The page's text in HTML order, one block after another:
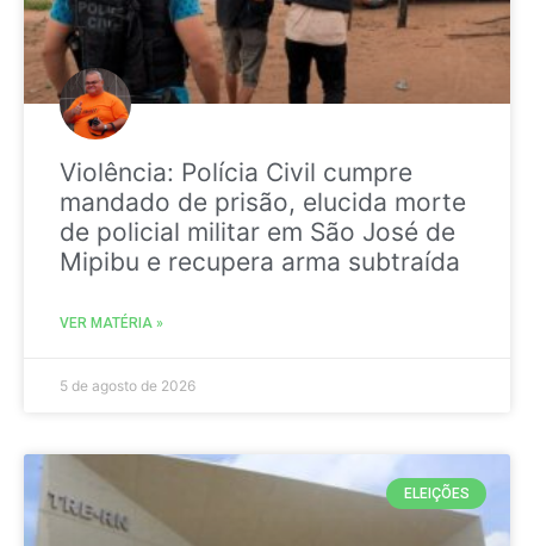
Violência: Polícia Civil cumpre
mandado de prisão, elucida morte
de policial militar em São José de
Mipibu e recupera arma subtraída
VER MATÉRIA »
5 de agosto de 2026
ELEIÇÕES